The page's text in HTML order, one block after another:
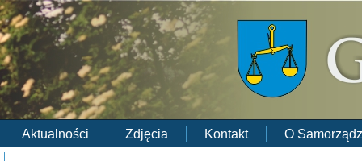
Aktualności Zdjęcia Kontakt
O